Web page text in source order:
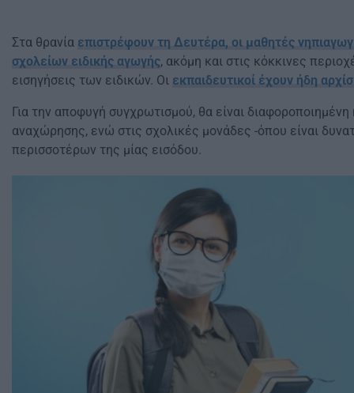
Στα θρανία επιστρέφουν τη Δευτέρα, οι μαθητές
σχολείων ειδικής αγωγής, ακόμη και στις κόκκινες
εισηγήσεις των ειδικών. Οι εκπαιδευτικοί έχουν ήδη
Για την αποφυγή συγχρωτισμού, θα είναι
αναχώρησης, ενώ στις σχολικές μονάδες -όπου είναι
περισσοτέρων της μίας εισόδου.